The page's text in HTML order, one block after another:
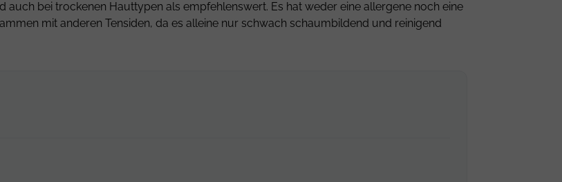
bei trockenen Hauttypen als empfehlenswert. Es hat weder eine allergene noch eine
mit anderen Tensiden, da es alleine nur schwach schaumbildend und reinigend